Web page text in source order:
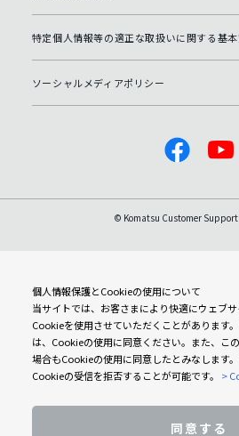
個人情報保護とCookieの使用について
当サイトでは、お客さまにより快適にウェブ
Cookieを使用させていただくことがあります
は、Cookieの使用に同意ください。また、こ
場合もCookieの使用に同意したとみなします
Cookieの受信を拒否することが可能です。 >
同意する
© Komatsu Customer
特定個人情報等の適正な取扱いに関する基
ソーシャルメディアポリシー